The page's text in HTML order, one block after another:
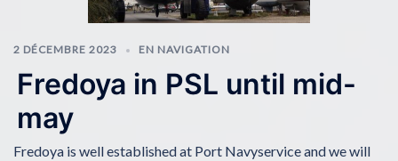
2 DÉCEMBRE 2023 EN NAVIGATION
Fredoya in PSL until mid-
may
Fredoya is well established at Port Navyservice and we will